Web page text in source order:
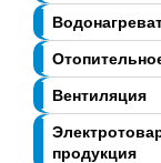
Вентиляция
продукция